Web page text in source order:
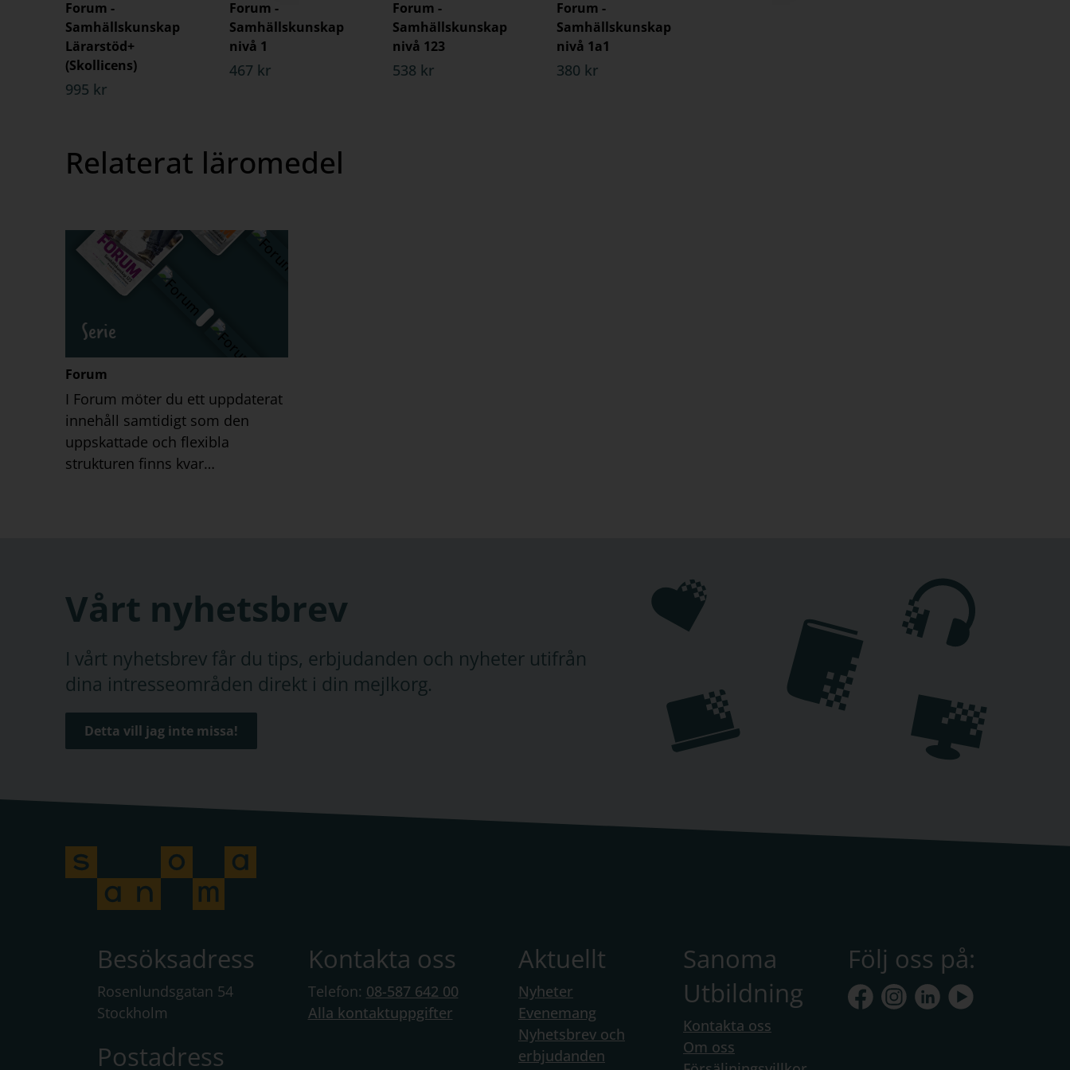
Forum -
Samhällskunskap
Lärarstöd+
(Skollicens)
995 kr
Forum -
Samhällskunskap
nivå 1
467 kr
Forum -
Samhällskunskap
nivå 123
538 kr
Forum -
Samhällskunskap
nivå 1a1
380 kr
Relaterat läromedel
Serie
Forum
I Forum möter du ett uppdaterat
innehåll samtidigt som den
uppskattade och flexibla
strukturen finns kvar…
Vårt nyhetsbrev
I vårt nyhetsbrev får du tips, erbjudanden och nyheter utifrån
dina intresseområden direkt i din mejlkorg.
Detta vill jag inte missa!
Besöksadress
Rosenlundsgatan 54
Stockholm
Postadress
Kontakta oss
Telefon: 08-587 642 00
Alla kontaktuppgifter
Aktuellt
Nyheter
Evenemang
Nyhetsbrev och
erbjudanden
Sanoma
Utbildning
Kontakta oss
Om oss
Följ oss på: